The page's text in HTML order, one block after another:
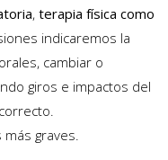
, terapia física como
indicaremos la
cambiar o
giros e impactos del
más graves.